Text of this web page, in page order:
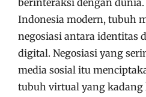
berinteraksi dengan
Indonesia modern, tubuh
negosiasi antara identitas
digital. Negosiasi yang
media sosial itu
tubuh virtual yang